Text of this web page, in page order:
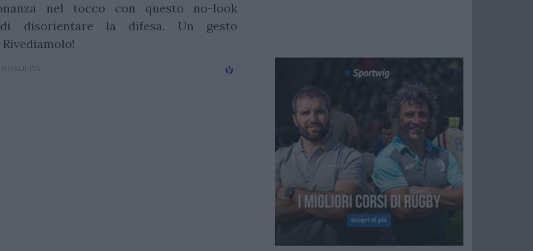
nel tocco con questo no-look
disorientare la difesa. Un gesto